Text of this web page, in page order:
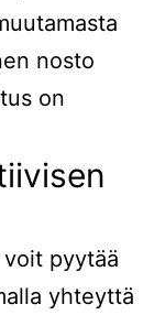
nosto
on
voit pyytää
yhteyttä